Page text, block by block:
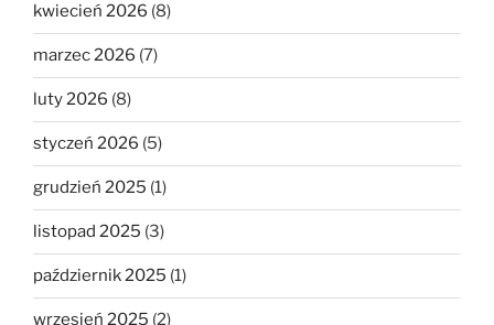
kwiecień 2026 (8)
marzec 2026 (7)
luty 2026 (8)
styczeń 2026 (5)
grudzień 2025 (1)
listopad 2025 (3)
październik 2025 (1)
wrzesień 2025 (2)